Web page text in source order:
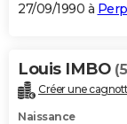
27/09/1990 à
Louis IMBO
Créer une
Naissance